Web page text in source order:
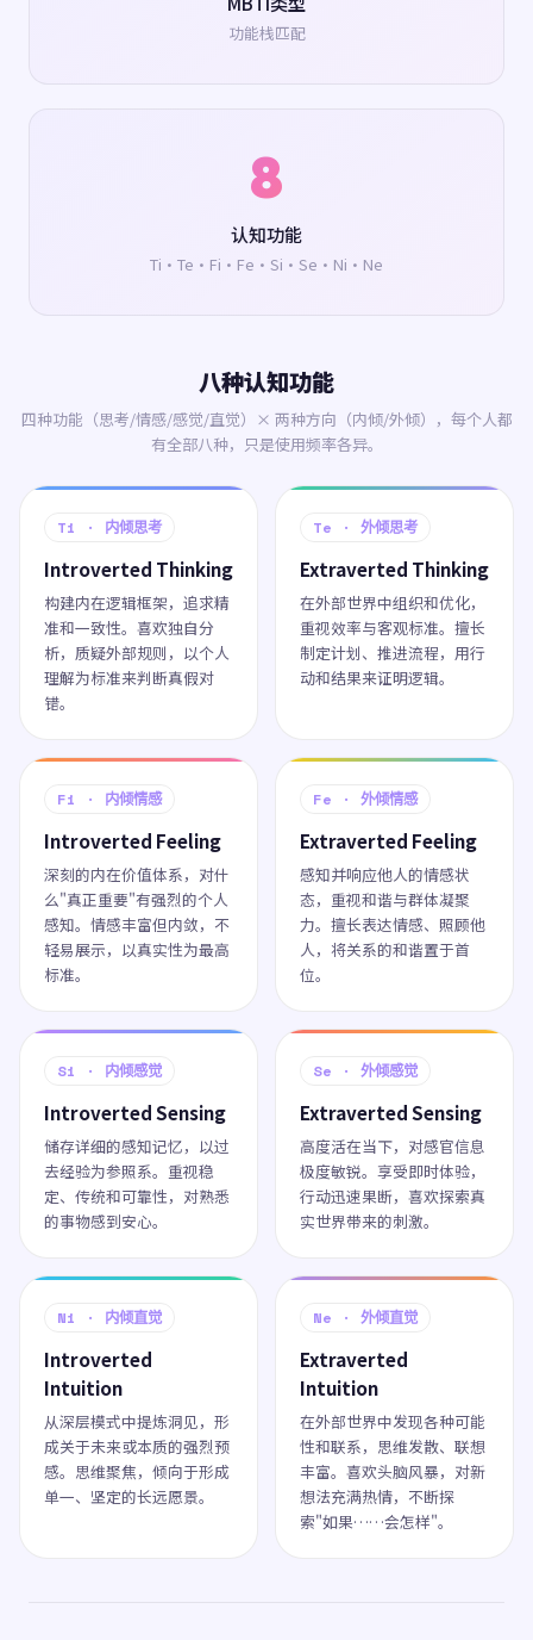
功能栈匹配
8
认知功能
Ti·Te·Fi·Fe·Si·Se·Ni·Ne
八种认知功能
四种功能（思考/情感/感觉/直觉）× 两种方向（内倾/外倾），每个人都
有全部八种，只是使用频率各异。
Ti · 内倾思考
Introverted Thinking
构建内在逻辑框架，追求精
准和一致性。喜欢独自分
析，质疑外部规则，以个人
理解为标准来判断真假对
错。
Te · 外倾思考
Extraverted Thinking
在外部世界中组织和优化，
重视效率与客观标准。擅长
制定计划、推进流程，用行
动和结果来证明逻辑。
Fi · 内倾情感
Introverted Feeling
深刻的内在价值体系，对什
么"真正重要"有强烈的个人
感知。情感丰富但内敛，不
轻易展示，以真实性为最高
标准。
Fe · 外倾情感
Extraverted Feeling
感知并响应他人的情感状
态，重视和谐与群体凝聚
力。擅长表达情感、照顾他
人，将关系的和谐置于首
位。
Si · 内倾感觉
Introverted Sensing
储存详细的感知记忆，以过
去经验为参照系。重视稳
定、传统和可靠性，对熟悉
的事物感到安心。
Se · 外倾感觉
Extraverted Sensing
高度活在当下，对感官信息
极度敏锐。享受即时体验，
行动迅速果断，喜欢探索真
实世界带来的刺激。
Ni · 内倾直觉
Introverted
Intuition
从深层模式中提炼洞见，形
成关于未来或本质的强烈预
感。思维聚焦，倾向于形成
单一、坚定的长远愿景。
Ne · 外倾直觉
Extraverted
Intuition
在外部世界中发现各种可能
性和联系，思维发散、联想
丰富。喜欢头脑风暴，对新
想法充满热情，不断探
索"如果……会怎样"。